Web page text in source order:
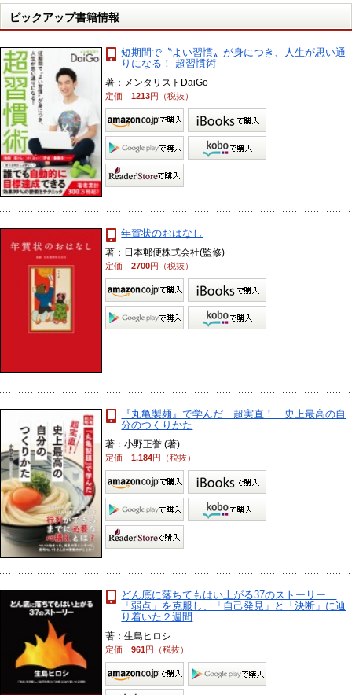
ピックアップ書籍情報
短期間で〝よい習慣〟が身につき、人生が思い通
りになる！ 超習慣術
著：メンタリストDaiGo
定価1213円（税抜）
年賀状のおはなし
著：日本郵便株式会社(監修)
定価2700円（税抜）
『丸亀製麺』で学んだ 超実直！ 史上最高の自
分のつくりかた
著：小野正誉 (著)
定価1,184円（税抜）
どん底に落ちてもはい上がる37のストーリー
「弱点」を克服し、「自己発見」と「決断」に辿
り着いた２週間
著：生島ヒロシ
定価961円（税抜）